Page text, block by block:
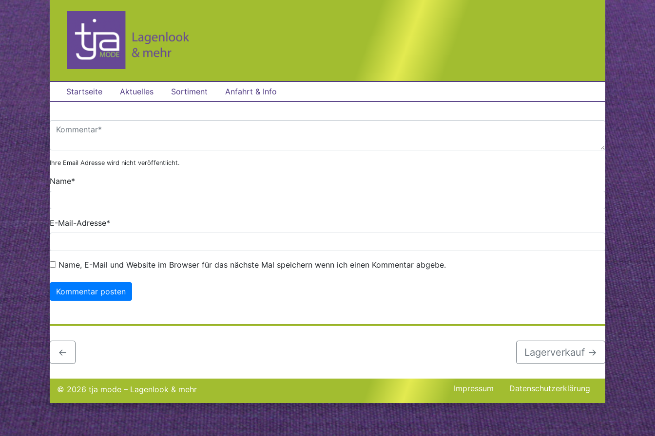
Zum Hauptinhalt springen
Startseite Aktuelles Sortiment Anfahrt & Info
Ihre Email Adresse wird nicht veröffentlicht.
Name*
E-Mail-Adresse*
Name, E-Mail und Website im Browser für das nächste Mal speichern wenn ich einen Kommentar abgebe.
← Lagerverkauf →
© 2026 tja mode – Lagenlook & mehr Impressum Datenschutzerklärung